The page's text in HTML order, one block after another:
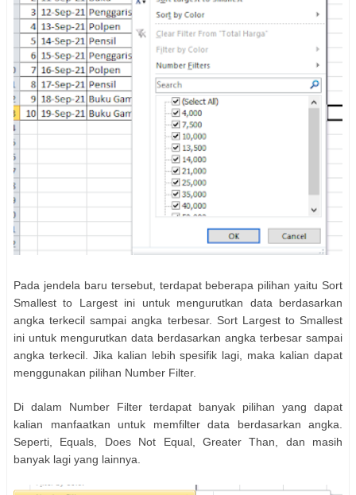
Pada jendela baru tersebut, terdapat beberapa pilihan yaitu Sort
Smallest to Largest ini untuk mengurutkan data berdasarkan
angka terkecil sampai angka terbesar. Sort Largest to Smallest
ini untuk mengurutkan data berdasarkan angka terbesar sampai
angka terkecil. Jika kalian lebih spesifik lagi, maka kalian dapat
menggunakan pilihan Number Filter.
Di dalam Number Filter terdapat banyak pilihan yang dapat
kalian manfaatkan untuk memfilter data berdasarkan angka.
Seperti, Equals, Does Not Equal, Greater Than, dan masih
banyak lagi yang lainnya.